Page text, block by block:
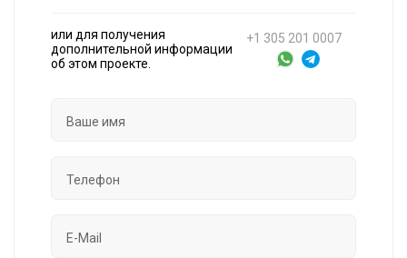
или для получения
дополнительной информации
об этом проекте.
+1 305 201 0007